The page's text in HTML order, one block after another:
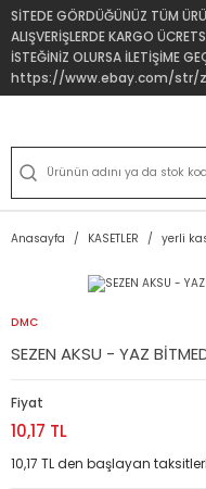
SİTEDE GÖRDÜĞÜNÜZ TÜM
ALIŞVERİŞLERDE KARGO
İSTEĞİNİZ OLURSA İLETİŞİME
https://www.ebay.com/str/
Anasayfa KASETLER yerli
DMC
SEZEN AKSU - YAZ
Fiyat
10,17 TL
10,17 TL den başlayan